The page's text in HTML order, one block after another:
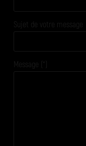
Sujet de votre message
Message (*)